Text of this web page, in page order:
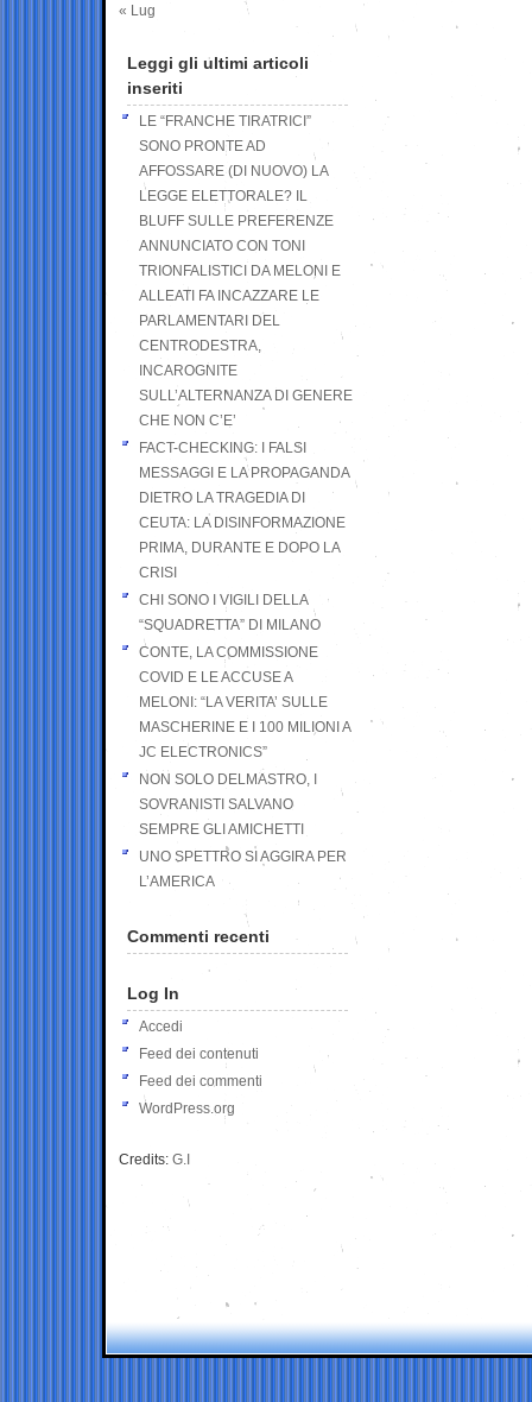
« Lug
Leggi gli ultimi articoli
inseriti
LE “FRANCHE TIRATRICI”
SONO PRONTE AD
AFFOSSARE (DI NUOVO) LA
LEGGE ELETTORALE? IL
BLUFF SULLE PREFERENZE
ANNUNCIATO CON TONI
TRIONFALISTICI DA MELONI E
ALLEATI FA INCAZZARE LE
PARLAMENTARI DEL
CENTRODESTRA,
INCAROGNITE
SULL’ALTERNANZA DI GENERE
CHE NON C’E’
FACT-CHECKING: I FALSI
MESSAGGI E LA PROPAGANDA
DIETRO LA TRAGEDIA DI
CEUTA: LA DISINFORMAZIONE
PRIMA, DURANTE E DOPO LA
CRISI
CHI SONO I VIGILI DELLA
“SQUADRETTA” DI MILANO
CONTE, LA COMMISSIONE
COVID E LE ACCUSE A
MELONI: “LA VERITA’ SULLE
MASCHERINE E I 100 MILIONI A
JC ELECTRONICS”
NON SOLO DELMASTRO, I
SOVRANISTI SALVANO
SEMPRE GLI AMICHETTI
UNO SPETTRO SI AGGIRA PER
L’AMERICA
Commenti recenti
Log In
Accedi
Feed dei contenuti
Feed dei commenti
WordPress.org
Credits: G.I